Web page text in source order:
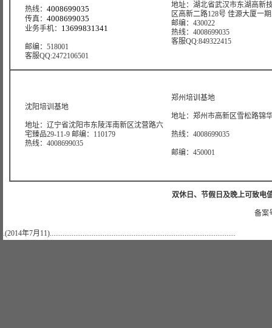
热线： 4008699035
传真： 4008699035
业务手机： 13699831341
邮编：518001
客服QQ:2472106501
地址：湖北省武汉市东湖高新
区高新二路128号 佳源大厦一
邮编：430022
热线：4008699035
客服QQ:849322415
沈阳培训基地
地址：辽宁省沈阳市东陵浑南新区沈营路六
宅臻品29-11-9 邮编：110179
热线：4008699035
郑州培训基地
地址：郑州市高新区雪松路锦
热线：4008699035
邮编：450001
双休日、节假日及晚上可致电
备案
.(2014年7月11)......................................................................................................